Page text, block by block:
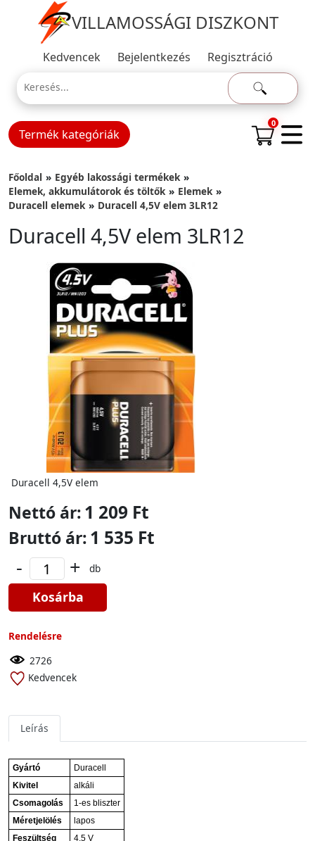
VILLAMOSSÁGI DISZKONT
Kedvencek Bejelentkezés Regisztráció
Termék kategóriák
0
Főoldal
Egyéb lakossági termékek
Elemek, akkumulátorok és töltők
Elemek
Duracell elemek
Duracell 4,5V elem 3LR12
Duracell 4,5V elem 3LR12
Duracell 4,5V elem
Nettó ár:1 209 Ft
Bruttó ár:1 535 Ft
- + db
Kosárba
Rendelésre
2726
Kedvencek
Leírás
Gyártó
Duracell
Kivitel
alkáli
Csomagolás
1-es bliszter
Méretjelölés
lapos
Feszültség
4,5 V